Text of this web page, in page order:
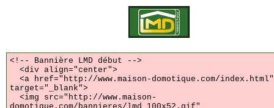
<!-- Bannière LMD début -->
<div align="center">
<a href="http://www.maison-domotique.com/index.html"
target="_blank">
<img src="http://www.maison-